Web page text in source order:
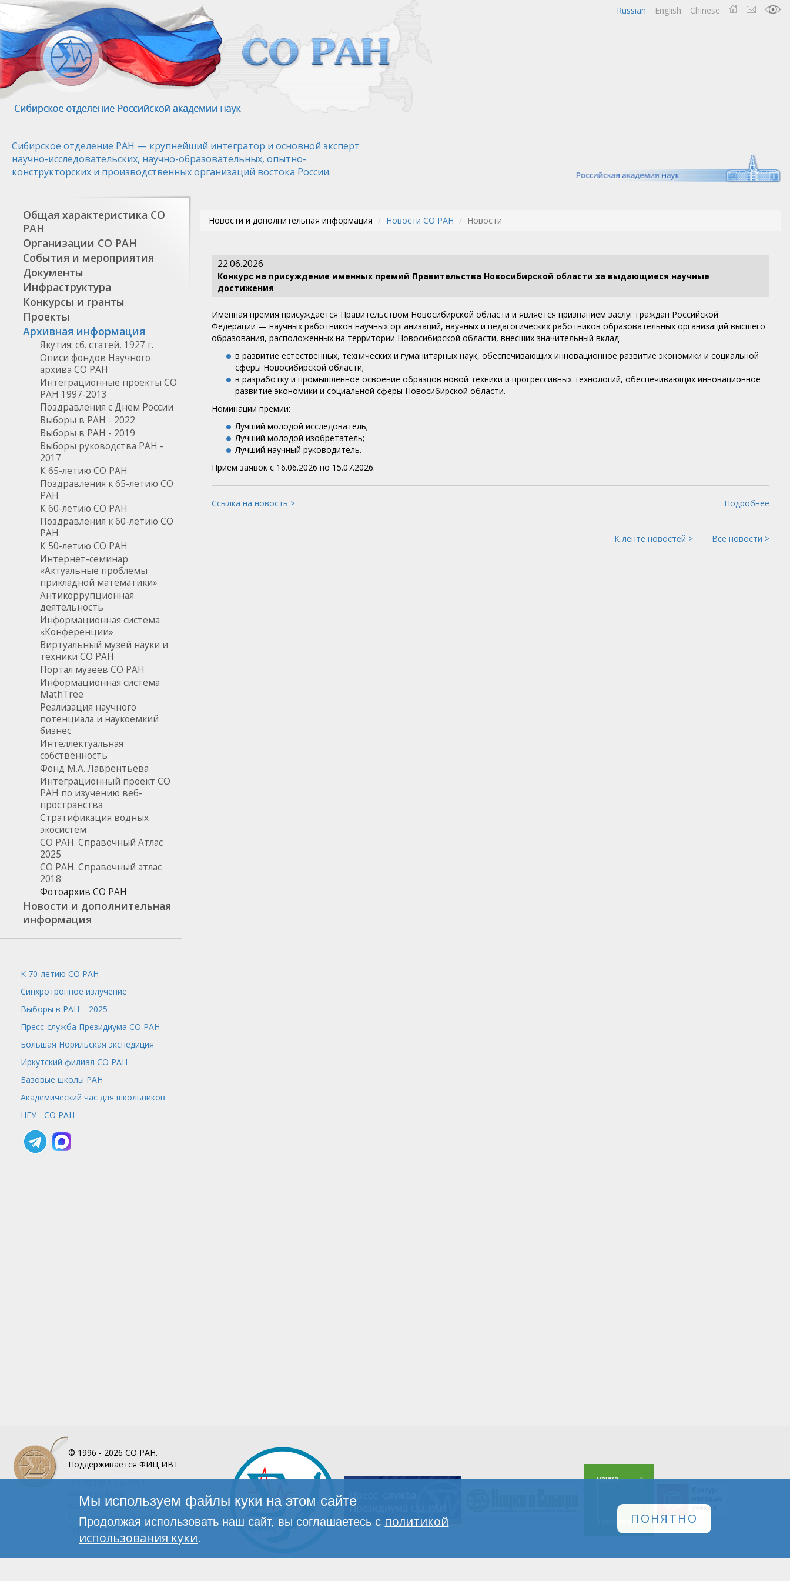
Перейти
основному
содержанию
Chinese
English
Russian
Сибирское отделение РАН — крупнейший интегратор и основной эксперт
научно-исследовательских, научно-образовательных, опытно-
конструкторских и производственных организаций востока России.
Общая характеристика СО
РАН
Организации СО РАН
События и мероприятия
Документы
Инфраструктура
Конкурсы и гранты
Проекты
Архивная информация
Якутия: сб. статей, 1927 г.
Описи фондов Научного
архива СО РАН
Интеграционные проекты СО
РАН 1997-2013
Поздравления с Днем России
Выборы в РАН - 2022
Выборы в РАН - 2019
Выборы руководства РАН -
2017
К 65-летию СО РАН
Поздравления к 65-летию СО
РАН
К 60-летию СО РАН
Поздравления к 60-летию СО
РАН
К 50-летию СО РАН
Интернет-семинар
«Актуальные проблемы
прикладной математики»
Антикоррупционная
деятельность
Информационная система
«Конференции»
Виртуальный музей науки и
техники СО РАН
Портал музеев СО РАН
Информационная система
MathTree
Реализация научного
потенциала и наукоемкий
бизнес
Интеллектуальная
собственность
Фонд М.А. Лаврентьева
Интеграционный проект СО
РАН по изучению веб-
пространства
Стратификация водных
экосистем
СО РАН. Справочный Атлас
2025
СО РАН. Справочный атлас
2018
Фотоархив СО РАН
Новости и дополнительная
информация
К 70-летию СО РАН
Синхротронное излучение
Выборы в РАН – 2025
Пресс-служба Президиума СО РАН
Большая Норильская экспедиция
Иркутский филиал СО РАН
Базовые школы РАН
Академический час для школьников
НГУ - СО РАН
Новости и дополнительная информация Новости СО РАН Новости
22.06.2026
Конкурс на присуждение именных премий Правительства Новосибирской области за выдающиеся научные
достижения
Именная премия присуждается Правительством Новосибирской области и является признанием заслуг граждан Российской
Федерации — научных работников научных организаций, научных и педагогических работников образовательных организаций высшего
образования, расположенных на территории Новосибирской области, внесших значительный вклад:
в развитие естественных, технических и гуманитарных наук, обеспечивающих инновационное развитие экономики и социальной
сферы Новосибирской области;
в разработку и промышленное освоение образцов новой техники и прогрессивных технологий, обеспечивающих инновационное
развитие экономики и социальной сферы Новосибирской области.
Номинации премии:
Лучший молодой исследователь;
Лучший молодой изобретатель;
Лучший научный руководитель.
Прием заявок с 16.06.2026 по 15.07.2026.
Ссылка на новость > Подробнее
К ленте новостей > Все новости >
© 1996 - 2026 СО РАН.
Поддерживается ФИЦ ИВТ
О ПорталеСО РАН
Инфографика
Контакты
Политика обработки
персональных данных
Мы используем файлы куки на этом сайте
Продолжая использовать наш сайт, вы соглашаетесь с политикой
использования куки.
ПОНЯТНО